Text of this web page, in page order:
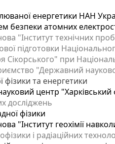
енергетики НАН
безпеки атомних
"Інститут технічних
підготовки
Сікорського" при
"Державний
фізики та енергетики
центр "Харківський
досліджень
фізики
"Інститут геохімії
і радіаційних